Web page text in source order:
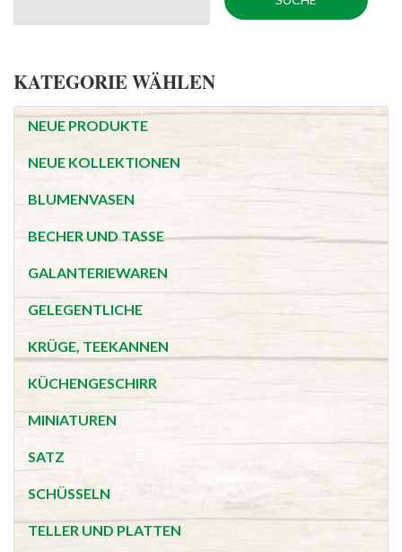
KATEGORIE WÄHLEN
NEUE PRODUKTE
NEUE KOLLEKTIONEN
BLUMENVASEN
BECHER UND TASSE
GALANTERIEWAREN
GELEGENTLICHE
KRÜGE, TEEKANNEN
KÜCHENGESCHIRR
MINIATUREN
SATZ
SCHÜSSELN
TELLER UND PLATTEN